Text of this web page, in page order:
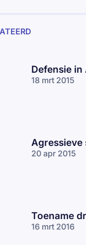
Defensie
18 mrt 2015
Agressieve
20 apr 2015
Toename
16 mrt 2016